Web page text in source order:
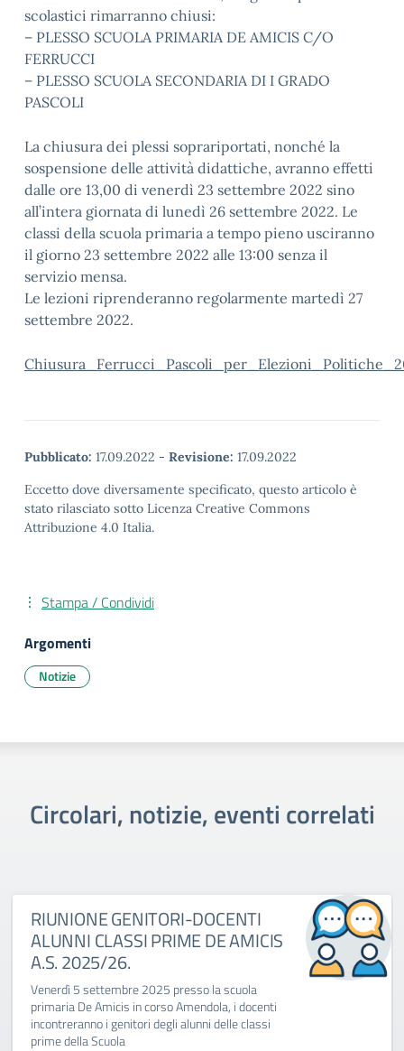
scolastici rimarranno chiusi:
– PLESSO SCUOLA PRIMARIA DE AMICIS C/O
FERRUCCI
– PLESSO SCUOLA SECONDARIA DI I GRADO
PASCOLI
La chiusura dei plessi soprariportati, nonché la
sospensione delle attività didattiche, avranno effetti
dalle ore 13,00 di venerdì 23 settembre 2022 sino
all’intera giornata di lunedì 26 settembre 2022. Le
classi della scuola primaria a tempo pieno usciranno
il giorno 23 settembre 2022 alle 13:00 senza il
servizio mensa.
Le lezioni riprenderanno regolarmente martedì 27
settembre 2022.
Pubblicato: 17.09.2022 - Revisione: 17.09.2022
Eccetto dove diversamente specificato, questo articolo è
stato rilasciato sotto Licenza Creative Commons
Attribuzione 4.0 Italia.
Stampa / Condividi
Argomenti
Notizie
Circolari, notizie, eventi correlati
RIUNIONE GENITORI-DOCENTI
ALUNNI CLASSI PRIME DE AMICIS
A.S. 2025/26.
Venerdì 5 settembre 2025 presso la scuola
primaria De Amicis in corso Amendola, i docenti
incontreranno i genitori degli alunni delle classi
prime della Scuola